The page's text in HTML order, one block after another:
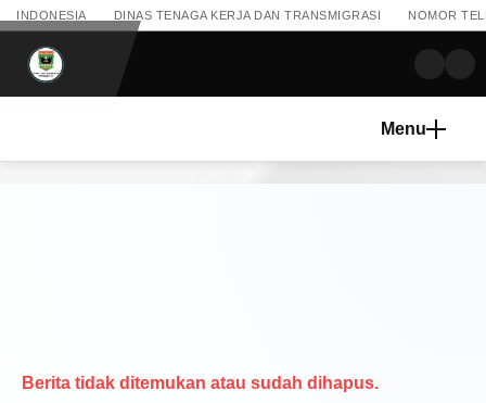
INDONESIA DINAS TENAGA KERJA DAN TRANSMIGRASI NOMOR
Menu
Berita tidak ditemukan atau sudah dihapus.